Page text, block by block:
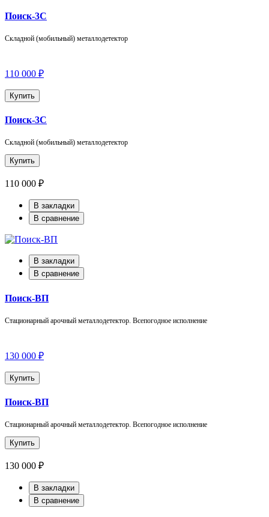
Поиск-3С
Складной (мобильный) металлодетектор
110 000 ₽
Купить
Поиск-3С
Складной (мобильный) металлодетектор
Купить
110 000 ₽
В закладки
В сравнение
В закладки
В сравнение
Поиск-ВП
Стационарный арочный металлодетектор. Всепогодное исполнение
130 000 ₽
Купить
Поиск-ВП
Стационарный арочный металлодетектор. Всепогодное исполнение
Купить
130 000 ₽
В закладки
В сравнение